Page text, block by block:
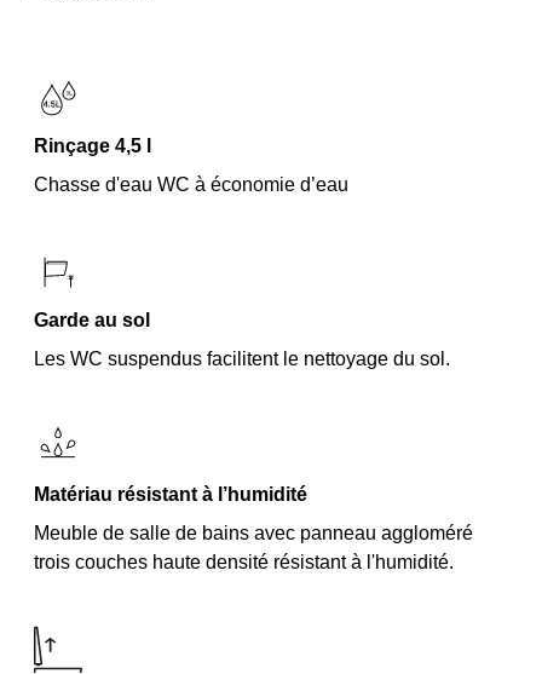
Rinçage 4,5 l
Chasse d'eau WC à économie d’eau
Garde au sol
Les WC suspendus facilitent le nettoyage du sol.
Matériau résistant à l’humidité
Meuble de salle de bains avec panneau aggloméré
trois couches haute densité résistant à l'humidité.